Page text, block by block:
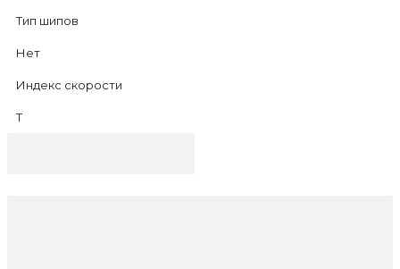
Тип шипов
Нет
Индекс скорости
T